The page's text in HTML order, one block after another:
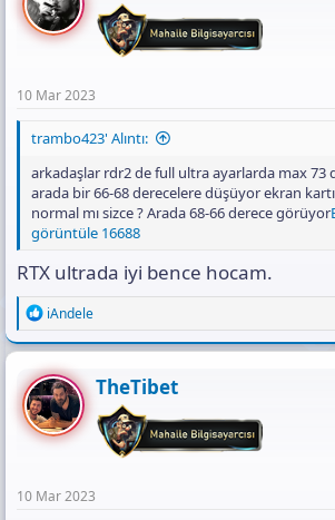
10 Mar 2023
trambo423' Alıntı:
arkadaşlar rdr2 de full ultra ayarlarda max 73
arada bir 66-68 derecelere düşüyor ekran
normal mı sizce ? Arada 68-66 derece görüyor
görüntüle 16688
RTX ultrada iyi bence hocam.
R
e
a
c
t
i
o
n
iAndele
TheTibet
10 Mar 2023